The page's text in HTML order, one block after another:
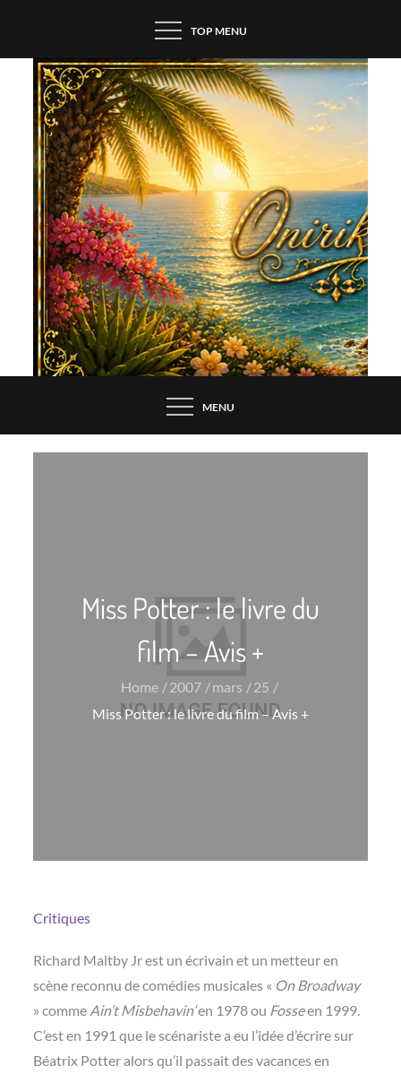
content
TOP MENU
MENU
Miss Potter : le livre du
film – Avis +
Home 2007 mars
25
Miss Potter : le livre du film – Avis +
Critiques
Richard Maltby Jr est un écrivain et un metteur en
scène reconnu de comédies musicales « On Broadway
» comme Ain’t Misbehavin’en 1978 ou Fosseen 1999.
C’est en 1991 que le scénariste a eu l’idée d’écrire sur
Béatrix Potter alors qu’il passait des vacances en